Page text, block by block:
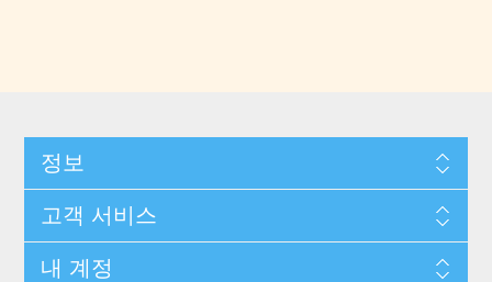
정보
고객 서비스
내 계정